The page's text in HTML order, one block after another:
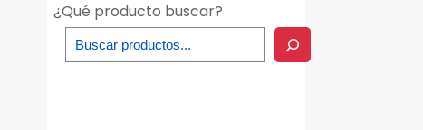
¿Qué producto buscar?